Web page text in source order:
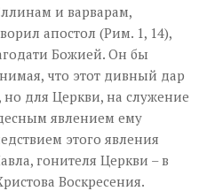
и варварам,
апостол (Рим. 1, 14),
Божией. Он бы
что этот дивный дар
для Церкви, на служение
явлением ему
этого явления
гонителя Церкви – в
Воскресения.